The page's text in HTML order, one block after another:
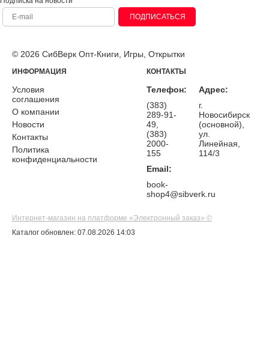
ПОДПИСАТЬСЯ
© 2026 СибВерк Опт-Книги, Игры, Открытки
ИНФОРМАЦИЯ
Условия
соглашения
О компании
Новости
Контакты
Политика
конфиденциальности
КОНТАКТЫ
Телефон:
(383)
289-91-
49,
(383)
2000-
155
Email:
book-
shop4@sibverk.ru
Адрес:
г.
Новосибирск
(основной),
ул.
Линейная,
114/3
Интернет-магазин на платформе «Электронный заказ» ©
Каталог обновлен: 07.08.2026 14:03